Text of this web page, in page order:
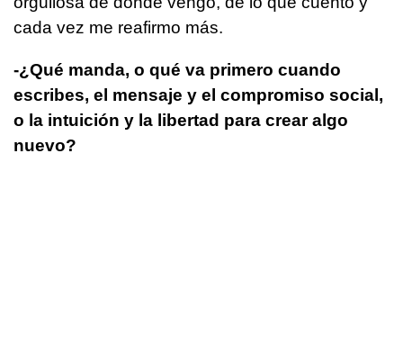
cada vez me reafirmo más.
­-¿Qué manda, o qué va primero cuando
escribes, el mensaje y el compromiso social,
o la intuición y la libertad para crear algo
nuevo?